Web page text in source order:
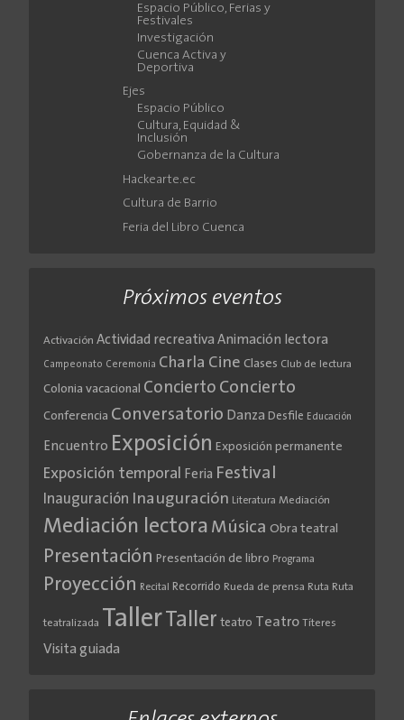
Espacio Público, Ferias y
Festivales
Investigación
Cuenca Activa y
Deportiva
Ejes
Espacio Público
Cultura, Equidad &
Inclusión
Gobernanza de la Cultura
Hackearte.ec
Cultura de Barrio
Feria del Libro Cuenca
Próximos eventos
Activación Actividad recreativa Animación lectora
Campeonato Ceremonia Charla Cine Clases Club de lectura
Colonia vacacional Concierto Concierto
Conferencia Conversatorio Danza Desfile Educación
Encuentro Exposición Exposición permanente
Exposición temporal Feria Festival
Inauguración Inauguración Literatura Mediación
Mediación lectora Música Obra teatral
Presentación Presentación de libro Programa
Proyección Recital Recorrido Rueda de prensa Ruta Ruta
teatralizada TallerTaller teatro Teatro Títeres
Visita guiada